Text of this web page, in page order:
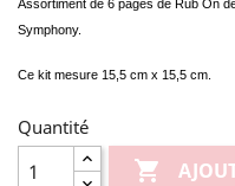
Assortiment de 6 pages de Rub On
Symphony.
Ce kit mesure 15,5 cm x 15,5 cm.
Quantité
